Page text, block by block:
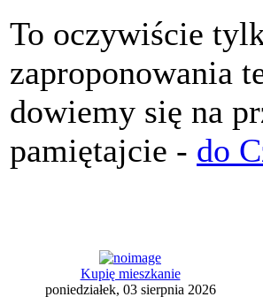
To oczywiście
zaproponowania
dowiemy się na
pamiętajcie - do
Kupię mieszkanie
poniedziałek, 03 sierpnia 2026